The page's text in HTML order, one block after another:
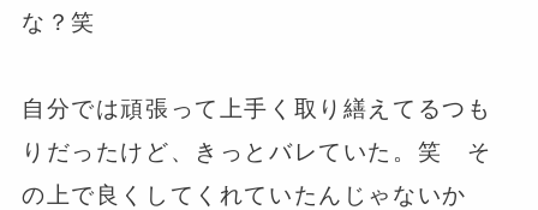
な？笑
自分では頑張って上手く取り繕えてるつも
りだったけど、きっとバレていた。笑 そ
の上で良くしてくれていたんじゃないか